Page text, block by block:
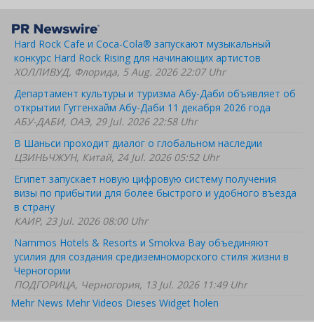
Hard Rock Cafe и Coca-Cola® запускают музыкальный
конкурс Hard Rock Rising для начинающих артистов
ХОЛЛИВУД, Флорида, 5 Aug. 2026 22:07 Uhr
Департамент культуры и туризма Абу-Даби объявляет об
открытии Гуггенхайм Абу-Даби 11 декабря 2026 года
АБУ-ДАБИ, ОАЭ, 29 Jul. 2026 22:58 Uhr
В Шаньси проходит диалог о глобальном наследии
ЦЗИНЬЧЖУН, Китай, 24 Jul. 2026 05:52 Uhr
Египет запускает новую цифровую систему получения
визы по прибытии для более быстрого и удобного въезда
в страну
КАИР, 23 Jul. 2026 08:00 Uhr
Nammos Hotels & Resorts и Smokva Bay объединяют
усилия для создания средиземноморского стиля жизни в
Черногории
ПОДГОРИЦА, Черногория, 13 Jul. 2026 11:49 Uhr
Mehr News Mehr Videos Dieses Widget holen